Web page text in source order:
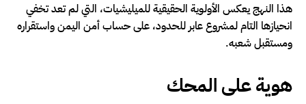
هذا النهج يعكس الأولوية الحقيقية للميليشيات، التي لم تعد تخفي
انحيازها التام لمشروع عابر للحدود، على حساب أمن اليمن واستقراره
ومستقبل شعبه.
هوية على المحك